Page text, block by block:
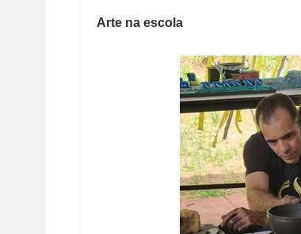
Arte na escola